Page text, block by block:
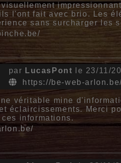
l'ont fait avec brio. Les
sans surcharger les
par LucasPont le 23/11/
https://be-web-
véritable mine
éclaircissements. Merci
informations.